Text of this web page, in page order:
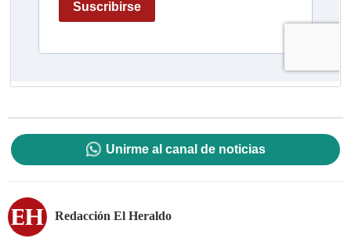
Unirme al canal de noticias
Redacción El Heraldo